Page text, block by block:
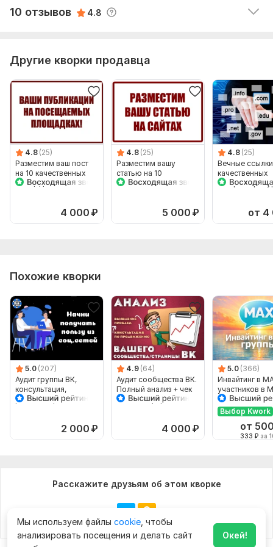
10 отзывов 4.8
Ответ продавца Читать
Другие кворки продавца
4.8 (25)
Разместим ваш пост
на 10 качественных
площадках ИКС 10-
4 000 ₽
4.8 (25)
Разместим вашу
статью на 10
качественных
5 000 ₽
4.8 (25)
Вечные
качественных
интернет-
от 4
Похожие кворки
5.0 (207)
Аудит группы ВК,
консультация,
решение проблем
2 000 ₽
4.9 (64)
Аудит сообщества ВК.
Полный анализ + чек
лист по оформлению
4 000 ₽
5.0 (366)
Инвайтинг в
участников в
Выбор Kwork
от
333 ₽ за
Расскажите друзьям об этом кворке
Мы используем файлы cookie , чтобы
анализировать посещения и делать сайт
Окей!